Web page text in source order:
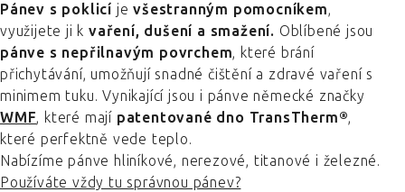
Pánev s poklicí jevšestranným pomocníkem,
využijete ji k vaření, dušení a smažení. Oblíbené jsou
pánve s nepřilnavým povrchem, které brání
přichytávání, umožňují snadné čištění a zdravé vaření s
minimem tuku. Vynikající jsou i pánve německé značky
WMF, které mají patentované dno TransTherm®,
které perfektně vede teplo.
Nabízíme pánve hliníkové, nerezové, titanové i železné.
Používáte vždy tu správnou pánev?